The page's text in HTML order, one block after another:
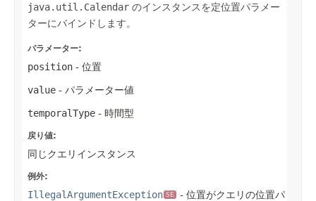
java.util.Calendar のインスタンスを定位置パラメー
ターにバインドします。
パラメーター:
position - 位置
value - パラメーター値
temporalType - 時間型
戻り値:
同じクエリインスタンス
例外:
IllegalArgumentException SE
- 位置がクエリの位置パ